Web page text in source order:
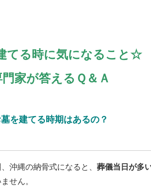
てる時に気になること☆
家が答えるＱ＆Ａ
を建てる時期はあるの？
、沖縄の納骨式になると、 葬儀当日が多
せん。